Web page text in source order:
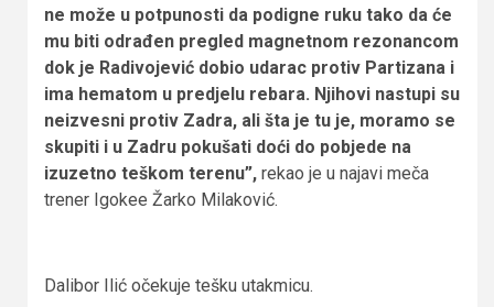
ne može u potpunosti da podigne ruku tako da će
mu biti odrađen pregled magnetnom rezonancom
dok je Radivojević dobio udarac protiv Partizana i
ima hematom u predjelu rebara. Njihovi nastupi su
neizvesni protiv Zadra, ali šta je tu je, moramo se
skupiti i u Zadru pokušati doći do pobjede na
izuzetno teškom terenu”, rekao je u najavi meča
trener Igokee Žarko Milaković.
Dalibor Ilić očekuje tešku utakmicu.